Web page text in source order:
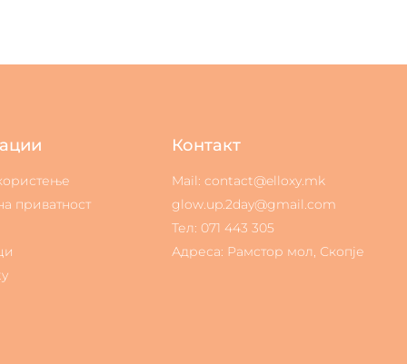
приватност
Контакт
Mail: contact@elloxy.mk
glow.up.2day@gmail.com
Тел: 071 443 305
Адреса: Рамстор мол, Скопје